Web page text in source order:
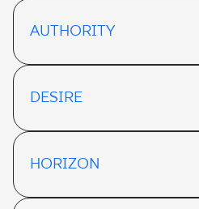
AUTHORITY
DESIRE
HORIZON